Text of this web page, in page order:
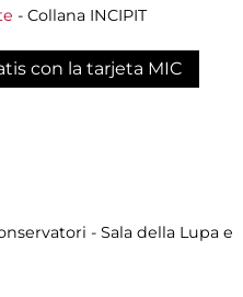
- Collana INCIPIT
con la tarjeta MIC
- Sala della Lupa e